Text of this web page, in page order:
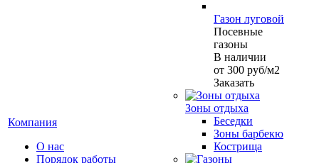
Компания
О нас
Порядок работы
Газон луговой
Посевные
газоны
В наличии
от 300 руб/м2
Заказать
Зоны отдыха
Беседки
Зоны барбекю
Кострища